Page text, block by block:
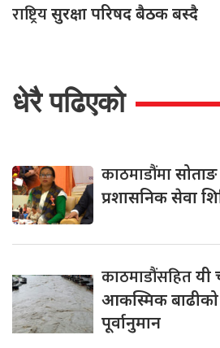
राष्ट्रियसुरक्षा परिषद बैठक बस्दै
धेरै पढिएको
काठमाडौंमासोताङ
प्रशासनिक सेवा
काठमाडौंसहितयी
आकस्मिक बाढीको
पूर्वानुमान